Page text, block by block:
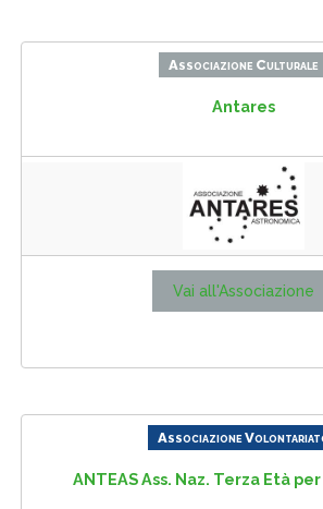
Associazione Culturale
Antares
Vai all'Associazione
Associazione
ANTEAS Ass. Naz. Terza Età